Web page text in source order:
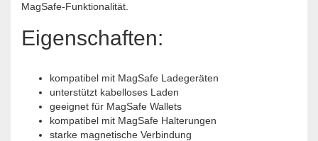
MagSafe-Funktionalität.
Eigenschaften:
kompatibel mit MagSafe Ladegeräten
unterstützt kabelloses Laden
geeignet für MagSafe Wallets
kompatibel mit MagSafe Halterungen
starke magnetische Verbindung